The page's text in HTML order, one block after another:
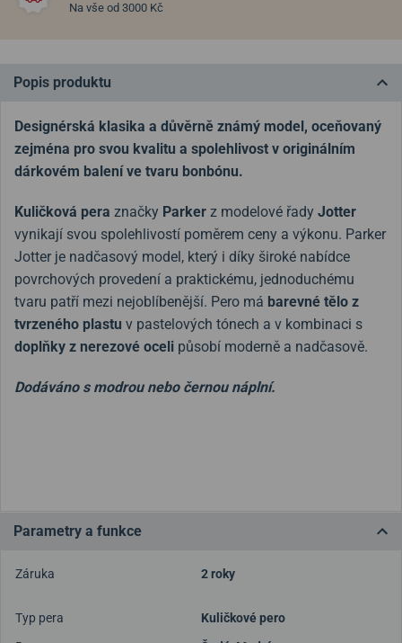
Na vše od 3000 Kč
Popis produktu
Designérská klasika a důvěrně známý model, oceňovaný
zejména pro svou kvalitu a spolehlivost v originálním
dárkovém balení ve tvaru bonbónu.
Kuličková pera značky Parker z modelové řady Jotter
vynikají svou spolehlivostí poměrem ceny a výkonu. Parker
Jotter je nadčasový model, který i díky široké nabídce
povrchových provedení a praktickému, jednoduchému
tvaru patří mezi nejoblíbenější. Pero má barevné tělo z
tvrzeného plastu v pastelových tónech a v kombinaci s
doplňky z nerezové oceli působí moderně a nadčasově.
Dodáváno s modrou nebo černou náplní.
Parametry a funkce
Záruka 2 roky
Typ pera
Kuličkové pero